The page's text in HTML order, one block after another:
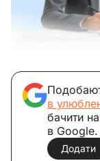
в
бачити
в Google.
Додати